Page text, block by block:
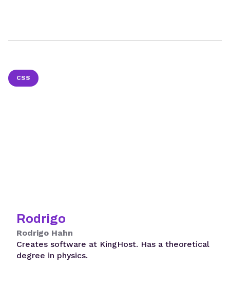
CSS
Rodrigo
Rodrigo Hahn
Creates software at KingHost. Has a theoretical
degree in physics.